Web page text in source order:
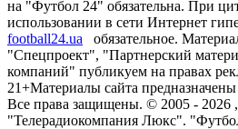
на "Футбол 24" обязательна. При
использовании в сети Интернет
football24.ua
обязательное.
"Спецпроект", "Партнерский
компаний" публикуем на правах
21+Материалы сайта
Все права защищены. © 2005 - 2026
"Телерадиокомпания Люкс".